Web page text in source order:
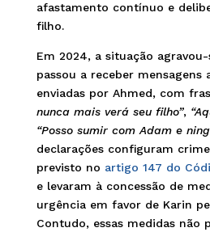
afastamento contínuo e
filho.
Em 2024, a situação
passou a receber mensagens
enviadas por Ahmed, com
nunca mais verá seu filho”,
“Posso sumir com Adam e
declarações configuram
previsto no artigo 147 do
e levaram à concessão de
urgência em favor de Karin
Contudo, essas medidas não